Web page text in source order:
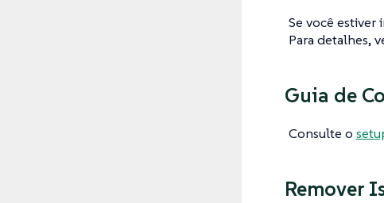
Se você estiver
Para detalhes,
Guia de
Consulte o
Remover